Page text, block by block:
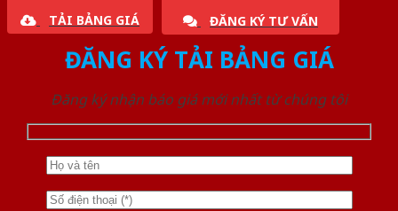
TẢI BẢNG GIÁ ĐĂNG KÝ TƯ VẤN
ĐĂNG KÝ TẢI BẢNG GIÁ
Đăng ký nhận báo giá mới nhất từ chúng tôi